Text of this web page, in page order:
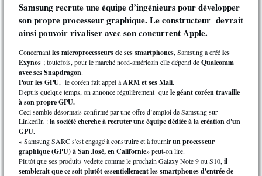
Samsung recrute une équipe d’ingénieurs pour développer
son propre processeur graphique. Le constructeur devrait
ainsi pouvoir rivaliser avec son concurrent Apple.
Concernantles microprocesseurs de ses smartphones, Samsung a crééles
Exynos ; toutefois, pour le marché nord-américain elle dépend deQualcomm
avec ses Snapdragon.
Pour les GPU, le coréen fait appel àARM et ses Mali.
Depuis quelque temps, on annonce régulièrement quele géant coréen travaille
à son propre GPU.
Ceci semble désormais confirmé par une offre d’emploi de Samsung sur
LinkedIn :la société cherche à recruter une équipe dédiée à la création d'un
GPU.
« Samsung SARC s'est engagé à construire et à fournirun processeur
graphique (GPU) à San José, en Californie» peut-on lire.
Plutôt que ses produits vedette comme le prochain Galaxy Note 9 ou S10, il
semblerait que ce soit plutôt essentiellementles smartphones d'entrée de